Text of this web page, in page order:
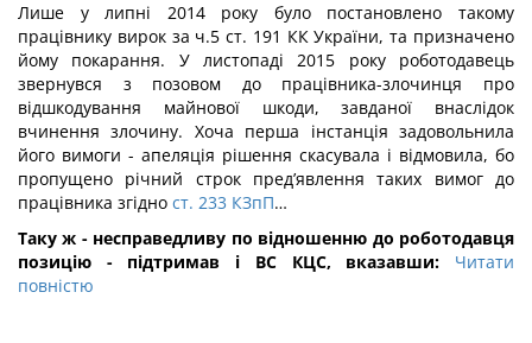
Лише у липні 2014 року було постановлено такому
працівнику вирок за ч.5 ст. 191 КК України, та призначено
йому покарання. У листопаді 2015 року роботодавець
звернувся з позовом до працівника-злочинця про
відшкодування майнової шкоди, завданої внаслідок
вчинення злочину. Хоча перша інстанція задовольнила
його вимоги - апеляція рішення скасувала і відмовила, бо
пропущено річний строк пред’явлення таких вимог до
працівника згідно ст. 233 КЗпП…
Таку ж - несправедливу по відношенню до роботодавця
позицію - підтримав і ВС КЦС, вказавши:
Читати
повністю